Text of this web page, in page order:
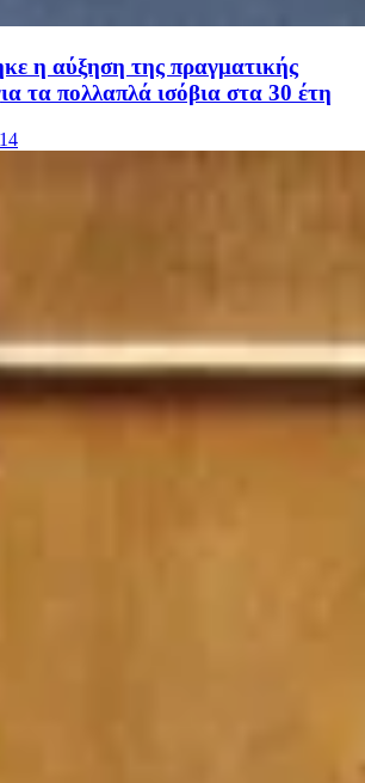
η αύξηση της πραγματικής
τα πολλαπλά ισόβια στα 30 έτη